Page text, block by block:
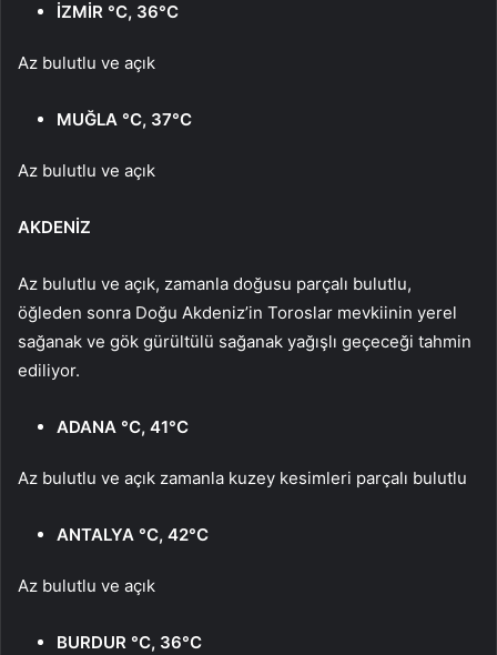
İZMİR °C, 36°C
Az bulutlu ve açık
MUĞLA °C, 37°C
Az bulutlu ve açık
AKDENİZ
Az bulutlu ve açık, zamanla doğusu parçalı bulutlu,
öğleden sonra Doğu Akdeniz’in Toroslar mevkiinin yerel
sağanak ve gök gürültülü sağanak yağışlı geçeceği tahmin
ediliyor.
ADANA °C, 41°C
Az bulutlu ve açık zamanla kuzey kesimleri parçalı bulutlu
ANTALYA °C, 42°C
Az bulutlu ve açık
BURDUR °C, 36°C